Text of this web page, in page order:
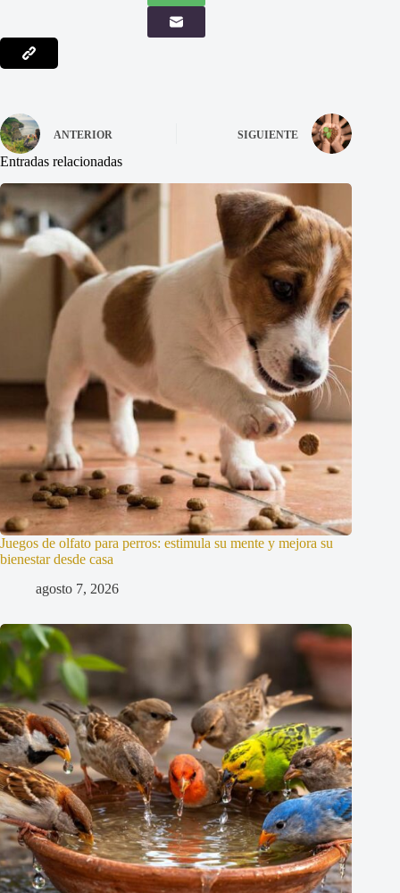
ANTERIOR SIGUIENTE
Entradas relacionadas
Juegos de olfato para perros: estimula su mente y mejora su
bienestar desde casa
agosto 7, 2026